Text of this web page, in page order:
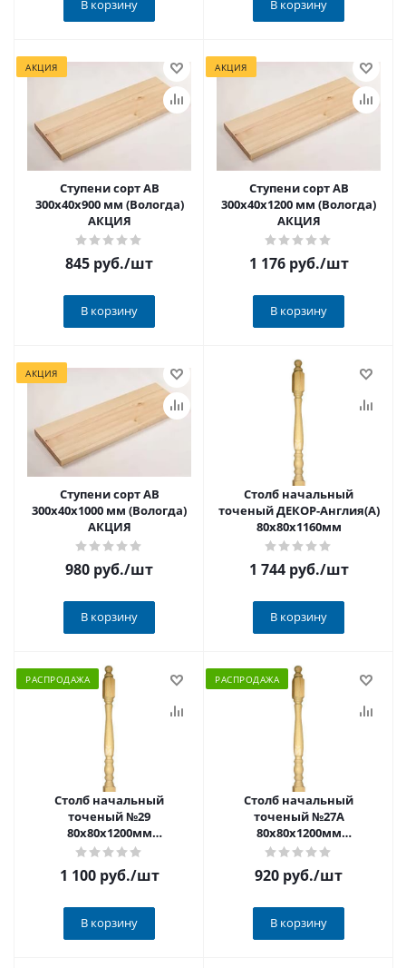
В корзину В корзину
АКЦИЯ
Ступени сорт АВ
300х40х900 мм (Вологда)
АКЦИЯ
845 руб./шт
В корзину
АКЦИЯ
Ступени сорт АВ
300х40х1200 мм (Вологда)
АКЦИЯ
1 176 руб./шт
В корзину
АКЦИЯ
Ступени сорт АВ
300х40х1000 мм (Вологда)
АКЦИЯ
980 руб./шт
В корзину
Столб начальный
точеный ДЕКОР-Англия(А)
80х80х1160мм
1 744 руб./шт
В корзину
РАСПРОДАЖА
Столб начальный
точеный №29
80х80х1200мм
РАСПРОДАЖА
1 100 руб./шт
В корзину
РАСПРОДАЖА
Столб начальный
точеный №27А
80х80х1200мм
РАСПРОДАЖА
920 руб./шт
В корзину